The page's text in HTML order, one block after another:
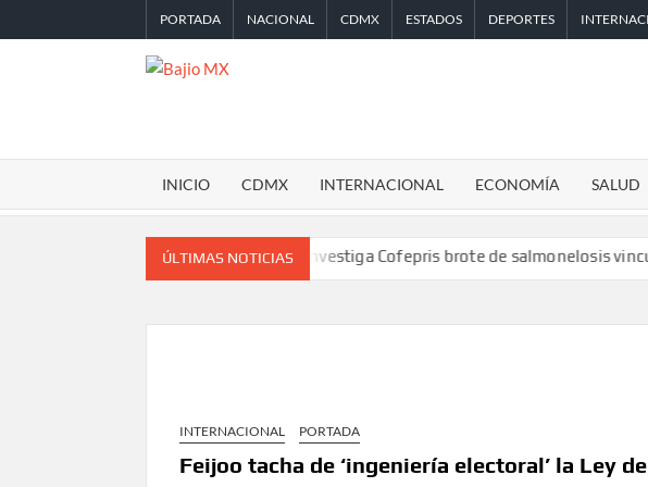
al
PORTADA NACIONAL CDMX ESTADOS DEPORTES
MX
INICIO CDMX INTERNACIONAL ECONOMÍA SALUD
ÚLTIMAS NOTICIAS
de la Leagues Cup 2026 Investiga Cofepris brote de salmonelosis vinculado a
INTERNACIONAL PORTADA
Feijoo tacha de ‘ingeniería electoral’ la Ley